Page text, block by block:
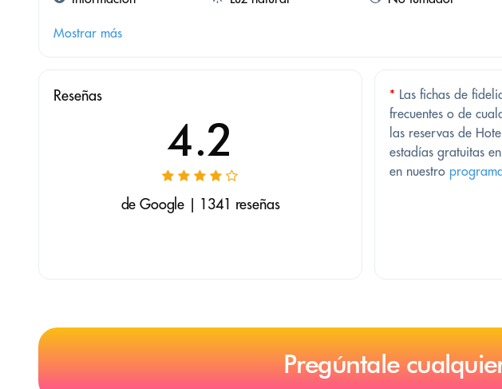
Mostrar más
Reseñas
4.2
de Google | 1341 reseñas
* Las fichas de
frecuentes o de
las reservas de
estadías gratuitas
en nuestro
Pregúntale